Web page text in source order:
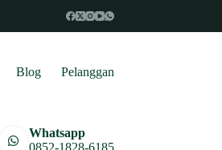
Blog Pelanggan
Whatsapp
0852-1828-6185